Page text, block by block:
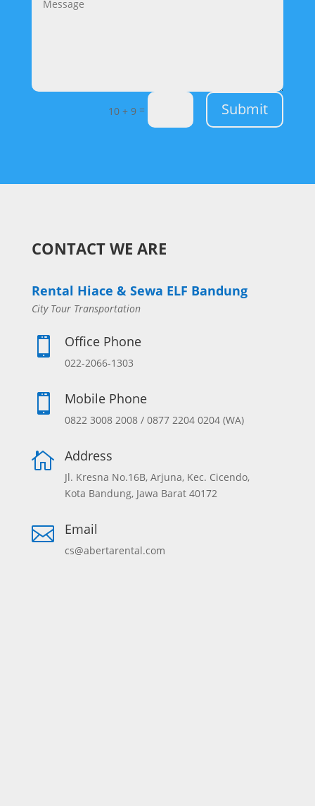
10 + 9 = Submit
CONTACT WE ARE
Rental Hiace & Sewa ELF Bandung
City Tour Transportation
 Office Phone
022-2066-1303
 Mobile Phone
0822 3008 2008 / 0877 2204 0204 (WA)
 Address
Jl. Kresna No.16B, Arjuna, Kec. Cicendo,
Kota Bandung, Jawa Barat 40172
 Email
cs@abertarental.com